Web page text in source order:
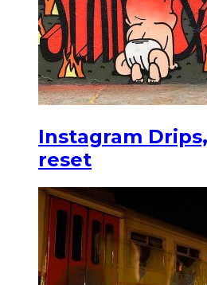
Instagram
reset